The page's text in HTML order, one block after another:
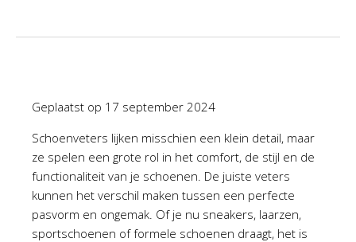
Geplaatst op 17 september 2024
Schoenveters lijken misschien een klein detail, maar
ze spelen een grote rol in het comfort, de stijl en de
functionaliteit van je schoenen. De juiste veters
kunnen het verschil maken tussen een perfecte
pasvorm en ongemak. Of je nu sneakers, laarzen,
sportschoenen of formele schoenen draagt, het is